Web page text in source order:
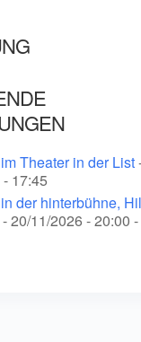
Theater in der List
17:45
der hinterbühne,
- 20/11/2026 - 20:00